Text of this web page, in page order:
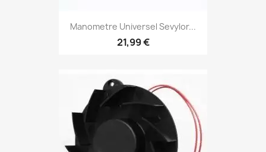
Manometre Universel Sevylor...
21,99 €